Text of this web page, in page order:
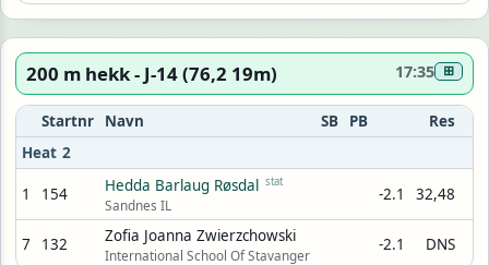
200 m hekk - J-14 (76,2 19m) 17:35 ⊞
Startnr Navn SB PB
Res
Heat 2
1 154 Hedda Barlaug Røsdal stat
Sandnes IL
-2.1 32,48
7 132 Zofia Joanna Zwierzchowski
International School Of Stavanger
-2.1 DNS